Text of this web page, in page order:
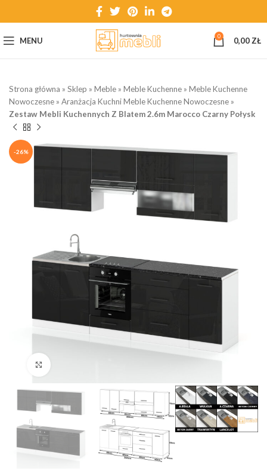
MENU 0 0,00 ZŁ
Strona główna » Sklep » Meble » Meble Kuchenne » Meble Kuchenne
Nowoczesne » Aranżacja Kuchni Meble Kuchenne Nowoczesne »
Zestaw Mebli Kuchennych Z Blatem 2.6m Marocco Czarny Połysk
-26%